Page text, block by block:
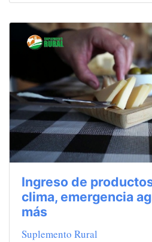
Ingreso de
clima, emergencia
más
Suplemento Rural